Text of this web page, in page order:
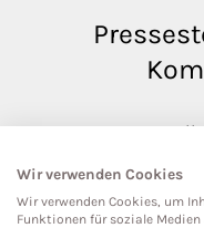
Wir verwenden Cookies
Wir verwenden Cookies, um
Funktionen für soziale